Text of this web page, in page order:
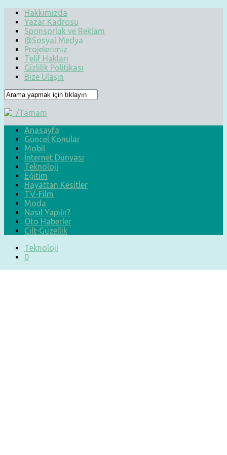
Hakkımızda
Yazar Kadrosu
Sponsorluk ve Reklam
@Sosyal Medya
Projelerimiz
Telif Hakları
Gizlilik Politikası
Bize Ulaşın
Anasayfa
Güncel Konular
Mobil
İnternet Dünyası
Teknoloji
Eğitim
Hayattan Kesitler
TV-Film
Moda
Nasıl Yapılır?
Oto Haberler
Cilt-Güzellik
Teknoloji
0